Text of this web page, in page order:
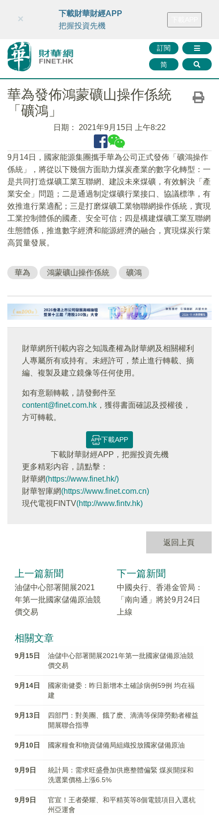
財華智庫網 FINTV FINMETA 財華證券 媒體矩陣
訂閱
简
×
下載財華財經APP
把握投資先機
華為發佈鴻蒙礦山操作係統
「礦鴻」
日期： 2021年9月15日 上午8:22
9月14日，國家能源集團攜手華為公司正式發佈「礦鴻操作
係統」，將從以下幾個方面助力煤炭產業的數字化轉型：一
是共同打造煤礦工業互聯網、建設未來煤礦，有效解決「產
業安全」問題；二是通過制定煤礦行業接口、協議標準，有
效推進行業適配；三是打磨煤礦工業物聯網操作係統，實現
工業控制體係的國產、安全可信；四是構建煤礦工業互聯網
生態體係，推進數字經濟和能源經濟的融合，實現煤炭行業
高質量發展。
華為 鴻蒙礦山操作係統 礦鴻
財華網所刊載內容之知識產權為財華網及相關權利
人專屬所有或持有。未經許可，禁止進行轉載、摘
編、複製及建立鏡像等任何使用。
如有意願轉載，請發郵件至
content@finet.com.hk ，獲得書面確認及授權後，
方可轉載。
下載APP
下載財華財經APP，把握投資先機
更多精彩内容，請點擊：
財華網(https://www.finet.hk/)
財華智庫網(https://www.finet.com.cn)
現代電視FINTV(http://www.fintv.hk)
返回上頁
上一篇新聞
油儲中心部署開展2021
年第一批國家儲備原油競
價交易
下一篇新聞
中國央行、香港金管局：
「南向通」將於9月24日
上線
相關文章
9月15日
油儲中心部署開展2021年第一批國家儲備原油競
價交易
9月14日
國家衛健委：昨日新增本土確診病例59例 均在福
建
9月13日
四部門：對美團、餓了麽、滴滴等保障勞動者權益
開展聯合指導
9月10日 國家糧食和物資儲備局組織投放國家儲備原油
9月9日
統計局：需求旺盛疊加供應整體偏緊 煤炭開採和
洗選業價格上漲6.5%
9月9日
官宣！王者榮耀、和平精英等8個電競項目入選杭
州亞運會